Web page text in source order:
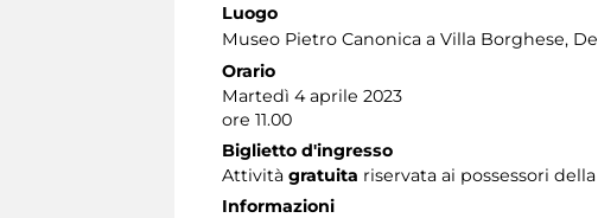
Luogo
Museo Pietro Canonica a Villa Borghese,
Orario
Martedì 4 aprile 2023
ore 11.00
Biglietto d'ingresso
Attività gratuita riservata ai possessori della
Informazioni